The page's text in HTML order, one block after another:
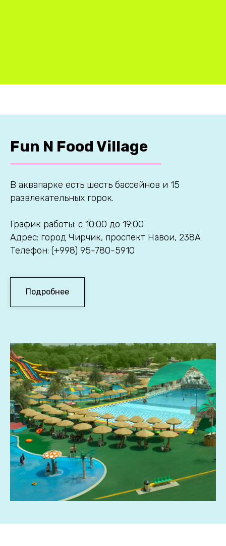
Fun N Food Village
В аквапарке есть шесть бассейнов и 15
развлекательных горок.
График работы: с 10:00 до 19:00
Адрес: город Чирчик, проспект Навои, 238А
Телефон: (+998) 95-780-5910
Подробнее